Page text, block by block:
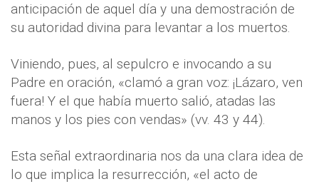
anticipación de aquel día y una demostración de
su autoridad divina para levantar a los muertos.
Viniendo, pues, al sepulcro e invocando a su
Padre en oración, «clamó a gran voz: ¡Lázaro, ven
fuera! Y el que había muerto salió, atadas las
manos y los pies con vendas» (vv. 43 y 44).
Esta señal extraordinaria nos da una clara idea de
lo que implica la resurrección, «el acto de